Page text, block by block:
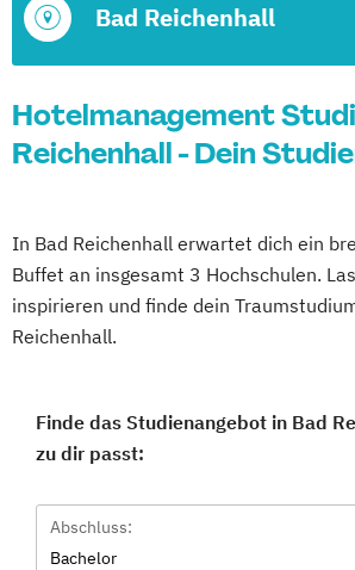
Bad Reichenhall
Hotelmanagement
Reichenhall - Dein
In Bad Reichenhall erwartet dich ein
Buffet an insgesamt 3 Hochschulen.
inspirieren und finde dein
Reichenhall.
Finde das Studienangebot in Bad
zu dir passt:
Abschluss:
Bachelor